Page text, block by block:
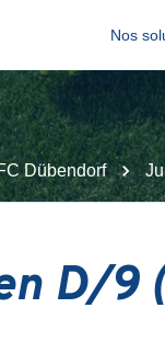
Nos
Dübendorf
D/9